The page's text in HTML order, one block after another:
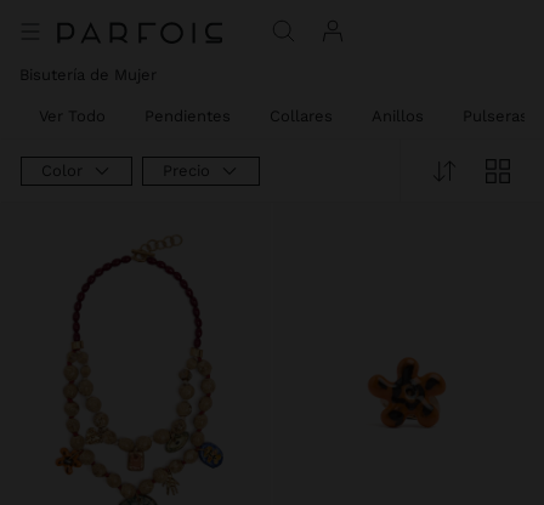
Bisutería de Mujer
Ver Todo Pendientes Collares Anillos Pulseras
Color Precio